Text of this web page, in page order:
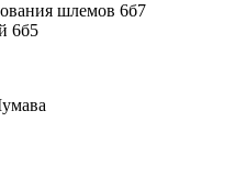
шлемов 6б7
6б5